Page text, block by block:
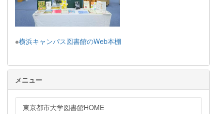
※横浜キャンパス図書館のWeb本棚
メニュー
東京都市大学図書館HOME